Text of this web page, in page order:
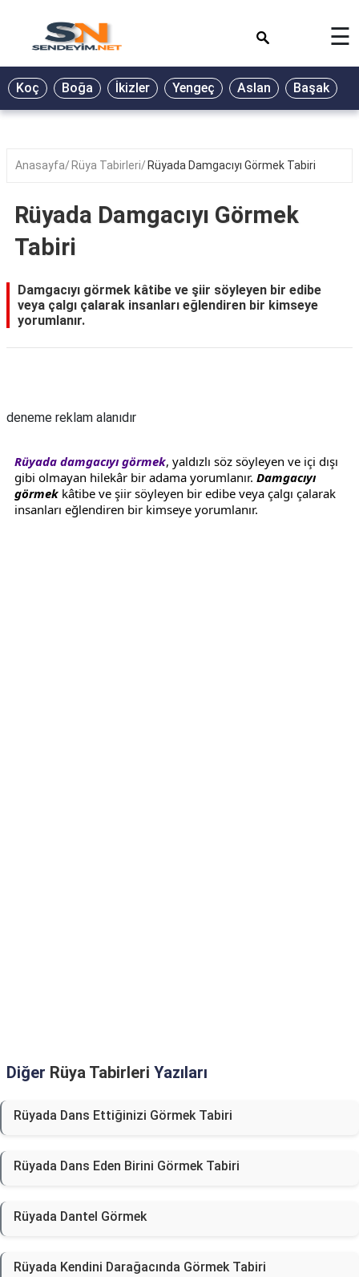
BİYOGRAFİ
GALERİ
ŞİİR
RÜYA
TÜRKÜ
SÖZLERİ
Ulaşın
☰
Koç Boğa İkizler Yengeç Aslan Başak
Anasayfa Rüya Tabirleri Rüyada Damgacıyı Görmek Tabiri
Rüyada Damgacıyı Görmek
Tabiri
Damgacıyı görmek kâtibe ve şiir söyleyen bir edibe
veya çalgı çalarak insanları eğlendiren bir kimseye
yorumlanır.
deneme reklam alanıdır
Rüyada damgacıyı görmek, yaldızlı söz söyleyen ve içi dışı
gibi olmayan hilekâr bir adama yorumlanır. Damgacıyı
görmek kâtibe ve şiir söyleyen bir edibe veya çalgı çalarak
insanları eğlendiren bir kimseye yorumlanır.
Diğer Rüya Tabirleri Yazıları
Rüyada Dans Ettiğinizi Görmek Tabiri
Rüyada Dans Eden Birini Görmek Tabiri
Rüyada Dantel Görmek
Rüyada Kendini Darağacında Görmek Tabiri